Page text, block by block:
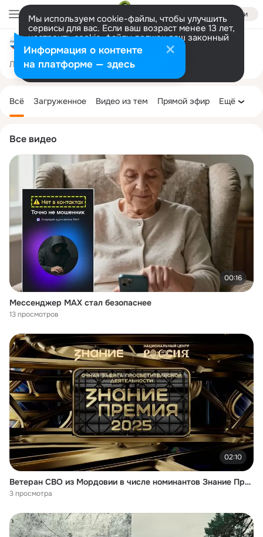
Войти
Мы используем cookie-файлы, чтобы улучшить
сервисы для вас. Если ваш возраст менее 13 лет,
настроить cookie-файлы должен ваш законный
представитель. Больше информации
Разрешить все Настроить
Администрация Паракинского сельского поселения
Лента Участники 97 Темы 519
Все видео
00:16
Мессенджер MAX стал безопаснее
13 просмотров
02:10
Ветеран СВО из Мордовии в числе номинантов Знание Премия
3 просмотра
колонка
Всё Загруженное Видео из тем Прямой эфир Ещё
Информация о контенте
на платформе — здесь